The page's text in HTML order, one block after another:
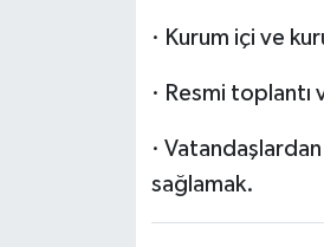
· Kurum içi ve
· Resmi toplantı
·
sağlamak.